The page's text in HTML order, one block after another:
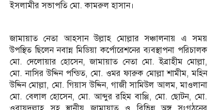
ইসলামীর সভাপতি মো. কামরুল হাসান।
জামায়াত নেতা আহসান উল্লাহ মোল্লার সঞ্চালনায় এ সময়
উপস্থিত ছিলেন নবান্ন মিডিয়া কর্পোরেশনের ব্যবস্থাপনা পরিচালক
মো. দেলোয়ার হোসেন, জামায়াত নেতা মো. ইব্রাহীম মোল্লা,
মো. নাসির উদ্দিন পন্ডিত, মো. ওমর ফারুক মোল্লা শামীম, মহিন
উদ্দিন মোল্লা, মো. গিয়াস উদ্দিন, গাজী সামিউল আলম, মাওলানা
মো. বেলাল হোসেন, মো. আব্দুর রহিম বাপ্পি, মো. ছোটন, মো.